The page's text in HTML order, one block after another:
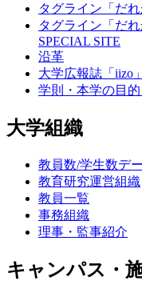
タグライン「だ
タグライン「だ
SPECIAL SITE
沿革
大学広報誌「iizo」
学則・本学の目
大学組織
教員数/学生数デ
教育研究運営組織
教員一覧
事務組織
理事・監事紹介
キャンパス・